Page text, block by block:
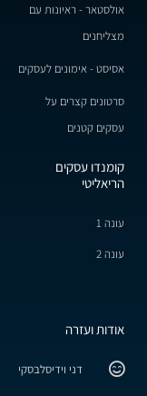
אולסטאר - ראיונות עם
מצליחנים
אסיסט - אימונים לעסקים
סרטונים קצרים על
עסקים קטנים
קומנדו עסקים
הריאליטי
עונה 1
עונה 2
אודות ועזרה
דני וידיסלבסקי